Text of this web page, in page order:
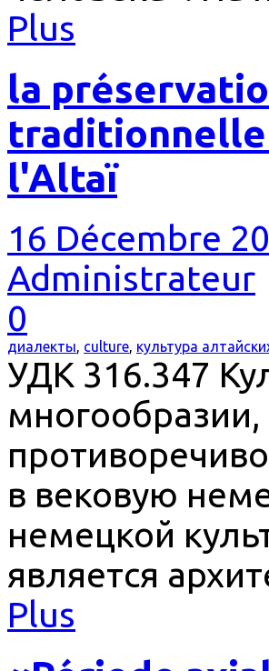
Plus
la
traditionnelle
l'Altaï
16 Décembre
Administrateur
0
диалекты culture культура
УДК 316.347
в вековую
немецкой
является
Plus